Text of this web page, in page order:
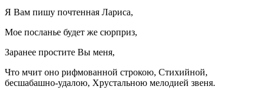
Я Вам пишу почтенная Лариса,
Мое посланье будет же сюрприз,
Заранее простите Вы меня,
Что мчит оно рифмованной строкою, Стихийной,
бесшабашно-удалою, Хрустальною мелодией звеня.